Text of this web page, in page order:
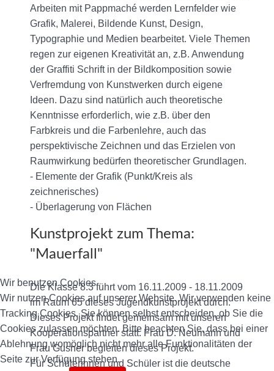
Arbeiten mit Pappmaché werden Lernfelder wie
Grafik, Malerei, Bildende Kunst, Design,
Typographie und Medien bearbeitet. Viele Themen
regen zur eigenen Kreativität an, z.B. Anwendung
der Graffiti Schrift in der Bildkomposition sowie
Verfremdung von Kunstwerken durch eigene
Ideen. Dazu sind natürlich auch theoretische
Kenntnisse erforderlich, wie z.B. über den
Farbkreis und die Farbenlehre, auch das
perspektivische Zeichnen und das Erzielen von
Raumwirkung bedürfen theoretischer Grundlagen.
- Elemente der Grafik (Punkt/Kreis als
zeichnerisches)
- Überlagerung von Flächen
Kunstprojekt zum Thema:
"Mauerfall"
Die Klasse 8.3 führt vom 16.11.2009 - 18.11.2009
im Raum 65 dieses Jugendkunstprojekt durch.
Dieses Projekt findet gemeinsam mit unseren
Kooperationspartner statt. Frau D. Neumann und
Frau Gusner begleiten dieses Projekt.
Für Schülerinnen und Schüler ist die deutsche
Wir benutzen Cookies
Wir nutzen Cookies auf unserer Website. Wir verwenden keine
Tracking Cookies. Sie können selbst entscheiden, ob Sie die
Cookies zulassen möchten. Bitte beachten Sie, dass bei einer
Ablehnung womöglich nicht mehr alle Funktionalitäten der
Seite zur Verfügung stehen.